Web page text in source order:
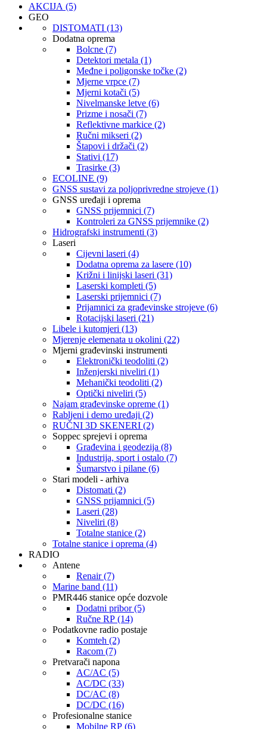
AKCIJA (5)
GEO
DISTOMATI (13)
Dodatna oprema
Bolcne (7)
Detektori metala (1)
Međne i poligonske točke (2)
Mjerne vrpce (7)
Mjerni kotači (5)
Nivelmanske letve (6)
Prizme i nosači (7)
Reflektivne markice (2)
Ručni mikseri (2)
Štapovi i držači (2)
Stativi (17)
Trasirke (3)
ECOLINE (9)
GNSS sustavi za poljoprivredne strojeve (1)
GNSS uređaji i oprema
GNSS prijemnici (7)
Kontroleri za GNSS prijemnike (2)
Hidrografski instrumenti (3)
Laseri
Cijevni laseri (4)
Dodatna oprema za lasere (10)
Križni i linijski laseri (31)
Laserski kompleti (5)
Laserski prijemnici (7)
Prijamnici za građevinske strojeve (6)
Rotacijski laseri (21)
Libele i kutomjeri (13)
Mjerenje elemenata u okolini (22)
Mjerni građevinski instrumenti
Elektronički teodoliti (2)
Inženjerski niveliri (1)
Mehanički teodoliti (2)
Optički niveliri (5)
Najam građevinske opreme (1)
Rabljeni i demo uređaji (2)
RUČNI 3D SKENERI (2)
Soppec sprejevi i oprema
Građevina i geodezija (8)
Industrija, sport i ostalo (7)
Šumarstvo i pilane (6)
Stari modeli - arhiva
Distomati (2)
GNSS prijamnici (5)
Laseri (28)
Niveliri (8)
Totalne stanice (2)
Totalne stanice i oprema (4)
RADIO
Antene
Renair (7)
Marine band (11)
PMR446 stanice opće dozvole
Dodatni pribor (5)
Ručne RP (14)
Podatkovne radio postaje
Komteh (2)
Racom (7)
Pretvarači napona
AC/AC (5)
AC/DC (33)
DC/AC (8)
DC/DC (16)
Profesionalne stanice
Mobilne RP (6)